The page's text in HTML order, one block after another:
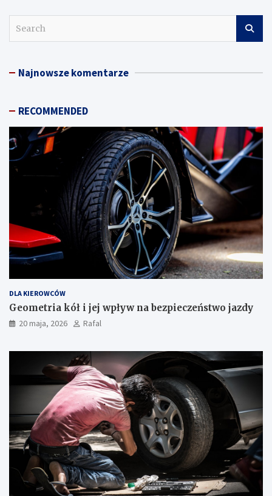
c Najnowsze komentarze
RECOMMENDED
DLA KIEROWCÓW
Geometria kół i jej wpływ na bezpieczeństwo jazdy
20 maja, 2026 Rafal